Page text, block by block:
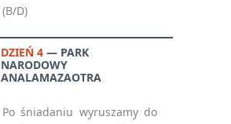
(B/D)
DZIEŃ 4
PARK
NARODOWY
ANALAMAZAOTRA
Po śniadaniu wyruszamy do